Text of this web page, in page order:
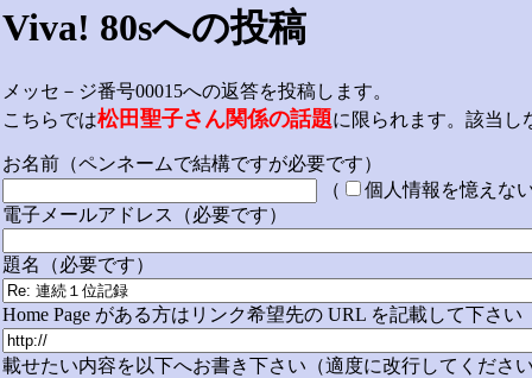
Viva! 80sへの投稿
メッセ－ジ番号00015への返答を投稿します。
こちらでは松田聖子さん関係の話題に限られます。該当し
お名前（ペンネームで結構ですが必要です）
（
個人情報を憶えな
電子メールアドレス（必要です）
題名（必要です）
Home Page がある方はリンク希望先の URL を記載して下さい
載せたい内容を以下へお書き下さい（適度に改行してくださ